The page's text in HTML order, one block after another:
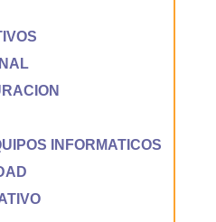
INFORMATICOS